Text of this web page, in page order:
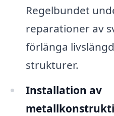
Regelbundet
reparationer av
förlänga
strukturer.
Installation av